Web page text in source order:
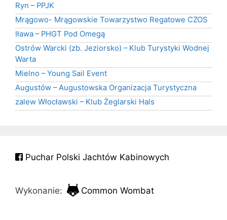
Ryn – PPJK
Mrągowo- Mrągowskie Towarzystwo Regatowe CZOS
Iława – PHGT Pod Omegą
Ostrów Warcki (zb. Jeziorsko) – Klub Turystyki Wodnej
Warta
Mielno – Young Sail Event
Augustów – Augustowska Organizacja Turystyczna
zalew Włocławski – Klub Żeglarski Hals
Puchar Polski Jachtów Kabinowych
Wykonanie: Common Wombat